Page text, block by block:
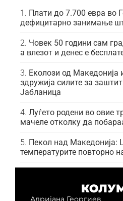
Плати до 7.700 евра во
дефицитарно занимање
Човек 50 години сам
а влезот и денес е
Еколози од Македонија
здружија силите за
Јабланица
Луѓето родени во овие
мачеле отколку да
Пекол над Македонија:
температурите повторно
Адријана Георгиев